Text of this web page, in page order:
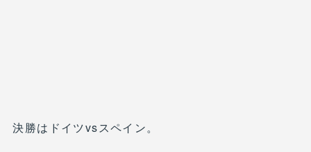
決勝はドイツvsスペイン。